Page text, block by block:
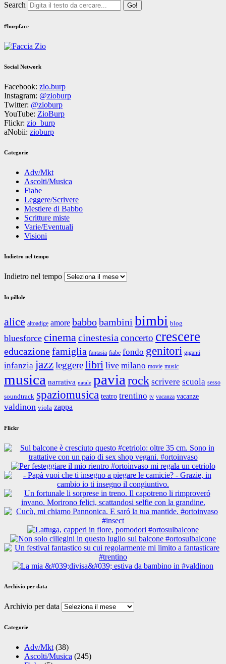
Search
#burpface
Social Network
Facebook: zio.burp
Instagram: @zioburp
Twitter: @zioburp
YouTube: ZioBurp
Flickr: zio_burp
aNobii: zioburp
Categorie
Adv/Mkt
Ascolti/Musica
Fiabe
Leggere/Scrivere
Mestiere di Babbo
Scritture miste
Varie/Eventuali
Visioni
Indietro nel tempo
Indietro nel tempo
In pillole
alice altoadige amore babbobambini bimbi blog
bluesforce cinema cinestesia concerto crescere
educazionefamiglia fantasia fiabe fondo genitori giganti
infanzia jazzleggerelibri live milano movie music
musica narrativa natale pavia rock scrivere scuola sesso
soundtrack spaziomusica teatro trentino tv vacanza vacanze
valdinon viola zappa
Flickr
Archivio per data
Archivio per data
Categorie
Adv/Mkt (38)
Ascolti/Musica (245)